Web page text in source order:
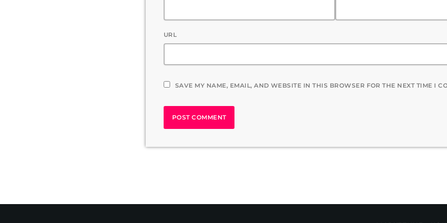
URL
SAVE MY NAME, EMAIL, AND WEBSITE IN THIS BROWSER FOR THE NEXT TIME I